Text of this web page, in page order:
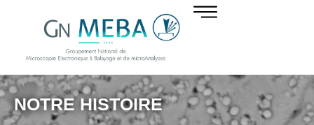
NOTRE HISTOIRE